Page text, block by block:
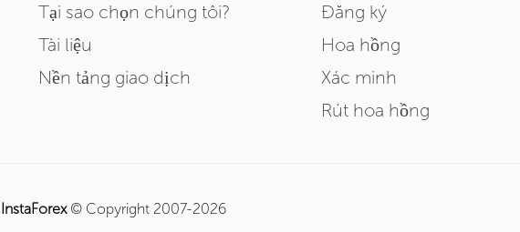
Tại sao chọn chúng tôi?
Tài liệu
Nền tảng giao dịch
Đăng ký
Hoa hồng
Xác minh
Rút hoa hồng
InstaForex© Copyright 2007-2026